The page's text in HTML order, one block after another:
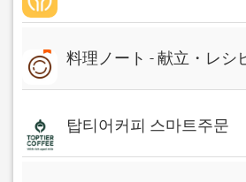
料理ノート - 献立・レシ
탑티어커피 스마트주문